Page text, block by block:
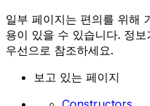
일부 페이지는 편의를 위해
용이 있을 수 있습니다. 정
우선으로 참조하세요.
보고 있는 페이지